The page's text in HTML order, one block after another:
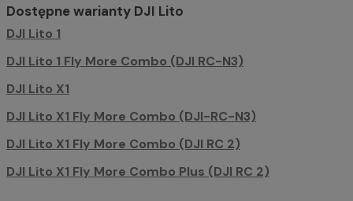
Dostępne warianty DJI Lito
DJI Lito 1
DJI Lito 1 Fly More Combo (DJI RC-N3)
DJI Lito X1
DJI Lito X1 Fly More Combo (DJI-RC-N3)
DJI Lito X1 Fly More Combo (DJI RC 2)
DJI Lito X1 Fly More Combo Plus (DJI RC 2)